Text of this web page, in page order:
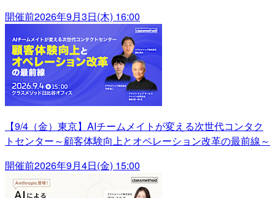
開催前2026年9月3日(木) 16:00
【9/4（金）東京】AIチームメイトが変える次世代コンタク
トセンター～顧客体験向上とオペレーション改革の最前線～
開催前2026年9月4日(金) 15:00